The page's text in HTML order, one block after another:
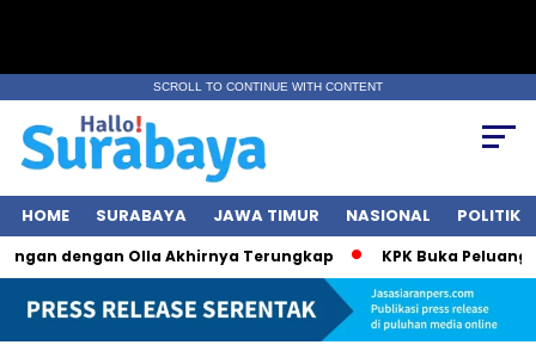
SCROLL TO CONTINUE WITH CONTENT
HOME SURABAYA JAWA TIMUR NASIONAL POLITIK
dengan Olla Akhirnya Terungkap KPK Buka